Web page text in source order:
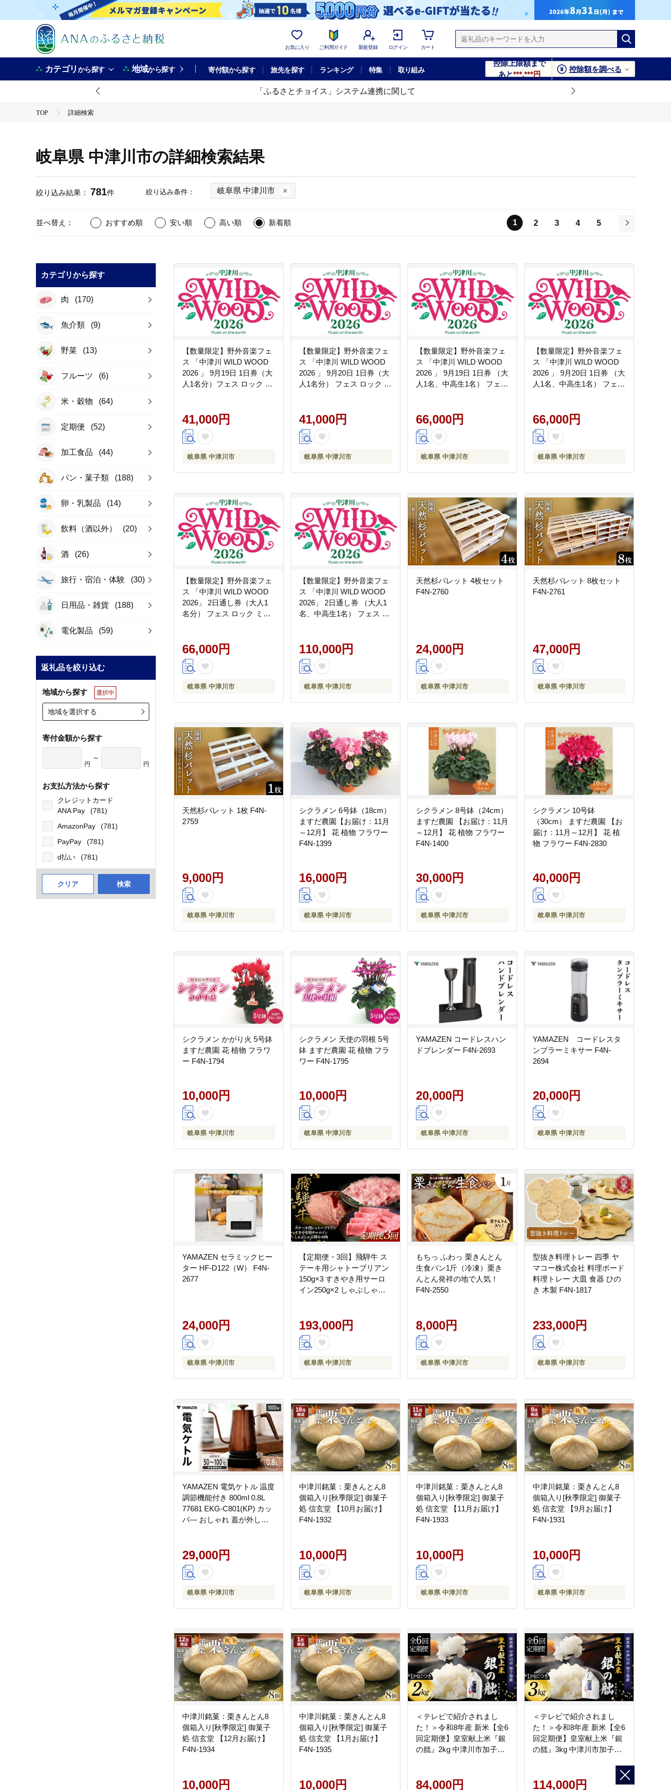
お気に入り ご利用ガイド 新規登録 ログイン カート
カテゴリから探す 地域から探す 寄付額から探す 旅先を探す ランキング 特集 取り組み
控除上限額まで
あと***,***円
控除額を調べる
「ふるさとチョイス」システム連携に関して
TOP 詳細検索
岐阜県 中津川市の詳細検索結果
絞り込み結果： 781件 絞り込み条件： 岐阜県 中津川市
並べ替え： おすすめ順 安い順 高い順 新着順 1 2 3 4
5
カテゴリから探す
肉 (170)
魚介類 (9)
野菜 (13)
フルーツ (6)
米・穀物 (64)
定期便 (52)
加工食品 (44)
パン・菓子類 (188)
卵・乳製品 (14)
飲料（酒以外） (20)
酒 (26)
旅行・宿泊・体験 (30)
日用品・雑貨 (188)
電化製品 (59)
返礼品を絞り込む
地域から探す 選択中
地域を選択する
寄付金額から探す
円
～
円
お支払方法から探す
クレジットカード
ANA Pay
(781)
AmazonPay
(781)
PayPay
(781)
d払い
(781)
クリア 検索
【数量限定】野外音楽フェ
ス 「中津川 WILD WOOD
2026 」 9月19日 1日券（大
人1名分）フェス ロック ミ
音楽 祭 キャンプ F4N-2334
41,000円
岐阜県 中津川市
【数量限定】野外音楽フェ
ス 「中津川 WILD WOOD
2026 」 9月20日 1日券（大
人1名分） フェス ロック ミ
音楽 祭 キャンプ F4N-2335
41,000円
岐阜県 中津川市
【数量限定】野外音楽フェ
ス 「中津川 WILD WOOD
2026 」 9月19日 1日券 （大
人1名、中高生1名） フェス
ス ライブ 音楽 祭 キャンプ
F4N-2337
66,000円
岐阜県 中津川市
【数量限定】野外音楽フェ
ス 「中津川 WILD WOOD
2026 」 9月20日 1日券 （大
人1名、中高生1名） フェス
ス ライブ 音楽 祭 キャンプ
F4N-2338
66,000円
岐阜県 中津川市
【数量限定】野外音楽フェ
ス 「中津川 WILD WOOD
2026」 2日通し券（大人1
名分） フェス ロック ミュ
楽 祭 キャンプ F4N-2333
66,000円
岐阜県 中津川市
【数量限定】野外音楽フェ
ス 「中津川 WILD WOOD
2026」 2日通し券 （大人1
名、中高生1名） フェス ロ
ライブ 音楽 祭 キャンプ
F4N-2336
110,000円
岐阜県 中津川市
天然杉パレット 4枚セット
F4N-2760
24,000円
岐阜県 中津川市
天然杉パレット 8枚セット
F4N-2761
47,000円
岐阜県 中津川市
天然杉パレット 1枚 F4N-
2759
9,000円
岐阜県 中津川市
シクラメン 6号鉢（18cm）
ますだ農園【お届け：11月
～12月】 花 植物 フラワー
F4N-1399
16,000円
岐阜県 中津川市
シクラメン 8号鉢（24cm）
ますだ農園 【お届け：11月
～12月】 花 植物 フラワー
F4N-1400
30,000円
岐阜県 中津川市
シクラメン 10号鉢
（30cm） ますだ農園 【お
届け：11月～12月】 花 植
物 フラワー F4N-2830
40,000円
岐阜県 中津川市
シクラメン かがり火 5号鉢
ますだ農園 花 植物 フラワ
ー F4N-1794
10,000円
岐阜県 中津川市
シクラメン 天使の羽根 5号
鉢 ますだ農園 花 植物 フラ
ワー F4N-1795
10,000円
岐阜県 中津川市
YAMAZEN コードレスハン
ドブレンダー F4N-2693
20,000円
岐阜県 中津川市
YAMAZEN コードレスタ
ンブラーミキサー F4N-
2694
20,000円
岐阜県 中津川市
YAMAZEN セラミックヒー
ター HF-D122（W） F4N-
2677
24,000円
岐阜県 中津川市
【定期便・3回】飛騨牛 ス
テーキ用シャトーブリアン
150g×3 すきやき用サーロ
イン250g×2 しゃぶしゃぶ
F4N-2609
193,000円
岐阜県 中津川市
もちっ ふわっ 栗きんとん
生食パン1斤（冷凍）栗き
んとん発祥の地で人気！
F4N-2550
8,000円
岐阜県 中津川市
型抜き料理トレー 四季 ヤ
マコー株式会社 料理ボード
料理トレー 大皿 食器 ひの
き 木製 F4N-1817
233,000円
岐阜県 中津川市
YAMAZEN 電気ケトル 温度
調節機能付き 800ml 0.8L
77681 EKG-C801(KP) カッ
パ― おしゃれ 蓋が外しや
機能付き 家電 キッチン キ
ッチン用品 調理器具 調理
家電 山善 岐阜県 中津川市
29,000円
岐阜県 中津川市
中津川銘菓：栗きんとん8
個箱入り[秋季限定] 御菓子
処 信玄堂 【10月お届け】
F4N-1932
10,000円
岐阜県 中津川市
中津川銘菓：栗きんとん8
個箱入り[秋季限定] 御菓子
処 信玄堂 【11月お届け】
F4N-1933
10,000円
岐阜県 中津川市
中津川銘菓：栗きんとん8
個箱入り[秋季限定] 御菓子
処 信玄堂 【9月お届け】
F4N-1931
10,000円
岐阜県 中津川市
中津川銘菓：栗きんとん8
個箱入り[秋季限定] 御菓子
処 信玄堂 【12月お届け】
F4N-1934
10,000円
中津川銘菓：栗きんとん8
個箱入り[秋季限定] 御菓子
処 信玄堂 【1月お届け】
F4N-1935
10,000円
＜テレビで紹介されまし
た！＞令和8年産 新米【全6
回定期便】皇室献上米『銀
の朏』2kg 中津川市加子母
84,000円
＜テレビで紹介されまし
た！＞令和8年産 新米【全6
回定期便】皇室献上米『銀
の朏』3kg 中津川市加子母
114,000円